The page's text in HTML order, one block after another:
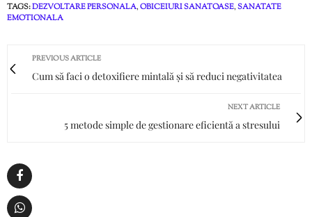
TAGS:DEZVOLTARE PERSONALA,OBICEIURI SANATOASE,SANATATE
EMOTIONALA
PREVIOUS ARTICLE
Cum să faci o detoxifiere mintală și să reduci negativitatea
NEXT ARTICLE
5 metode simple de gestionare eficientă a stresului